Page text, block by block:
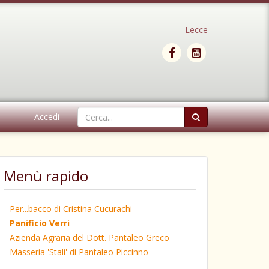
Lecce
Accedi
Menù rapido
Per...bacco di Cristina Cucurachi
Panificio Verri
Azienda Agraria del Dott. Pantaleo Greco
Masseria 'Stali' di Pantaleo Piccinno